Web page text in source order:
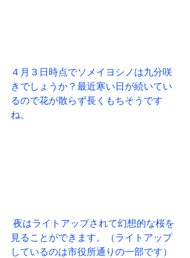
４月３日時点でソメイヨシノは九分咲
きでしょうか？最近寒い日が続いてい
るので花が散らず長くもちそうです
ね。
見ることができます。（ライトアップ
しているのは市役所通りの一部です）